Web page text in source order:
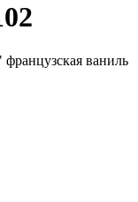
ваниль